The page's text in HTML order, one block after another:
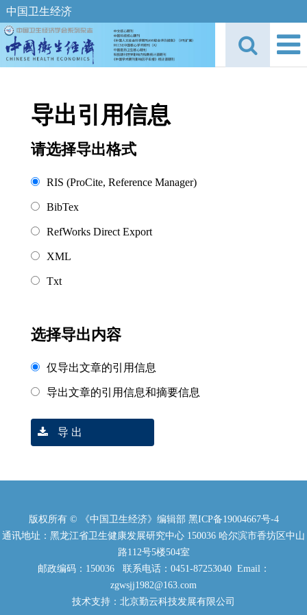
中国卫生经济
导出引用信息
请选择导出格式
RIS (ProCite, Reference Manager)
BibTex
RefWorks Direct Export
XML
Txt
选择导出内容
仅导出文章的引用信息
导出文章的引用信息和摘要信息
导 出
版权所有 © 《中国卫生经济》编辑部 黑ICP备19004667号-4
通讯地址：黑龙江省卫生健康发展研究中心 150036 哈尔滨市香坊区中山
路112号5楼504室
邮政编码：150036 联系电话：0451-87253040 Email：
zgwsjj1982@163.com
技术支持：北京勤云科技发展有限公司